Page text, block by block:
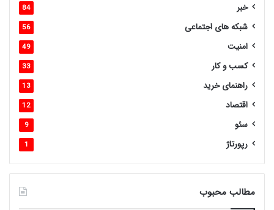
خبر 84
شبکه های اجتماعی 56
امنیت 49
کسب و کار 33
راهنمای خرید 13
اقتصاد 12
سئو 9
رپورتاژ 1
مطالب محبوب